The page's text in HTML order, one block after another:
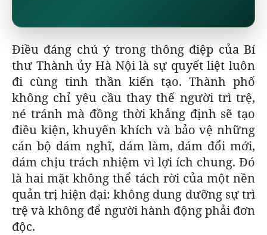
Điều đáng chú ý trong thông điệp của Bí
thư Thành ủy Hà Nội là sự quyết liệt luôn
đi cùng tinh thần kiến tạo. Thành phố
không chỉ yêu cầu thay thế người trì trệ,
né tránh mà đồng thời khẳng định sẽ tạo
điều kiện, khuyến khích và bảo vệ những
cán bộ dám nghĩ, dám làm, dám đổi mới,
dám chịu trách nhiệm vì lợi ích chung. Đó
là hai mặt không thể tách rời của một nền
quản trị hiện đại: không dung dưỡng sự trì
trệ và không để người hành động phải đơn
độc.